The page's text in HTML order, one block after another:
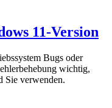
11-Version
Bugs oder
wichtig,
Sie verwenden.